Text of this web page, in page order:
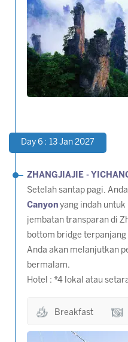
Day 6 : 13 Jan 2027
ZHANGJIAJIE -
Setelah santap pagi,
Canyon yang indah untuk
jembatan transparan di
bottom bridge
Anda akan melanjutkan
bermalam.
Hotel : *4 lokal atau
Breakfast